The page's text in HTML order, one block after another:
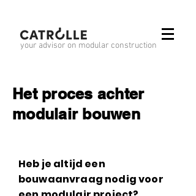
your advisor on modular construction
Het proces achter
modulair bouwen
Heb je altijd een
bouwaanvraag nodig voor